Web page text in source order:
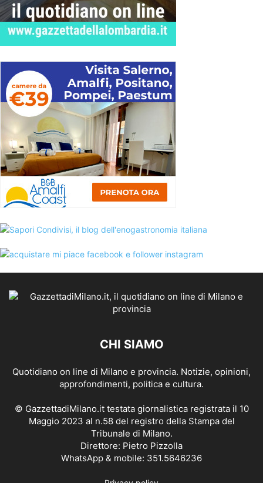
CHI SIAMO
Quotidiano on line di Milano e provincia. Notizie, opinioni,
approfondimenti, politica e cultura.
© GazzettadiMilano.it testata giornalistica registrata il 10
Maggio 2023 al n.58 del registro della Stampa del
Tribunale di Milano.
Direttore: Pietro Pizzolla
WhatsApp & mobile: 351.5646236